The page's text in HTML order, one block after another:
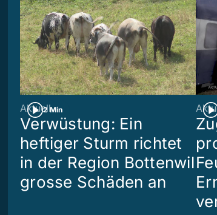
2 Min
Aktuell
Verwüstung: Ein
heftiger Sturm richtet
in der Region Bottenwil
grosse Schäden an